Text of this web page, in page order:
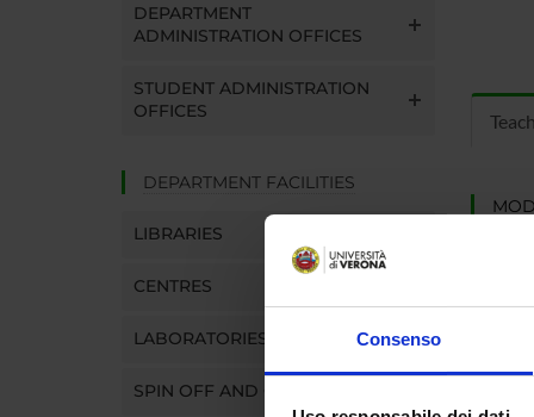
Consenso
DEPARTMENT
ADMINISTRATION OFFICES
STUDENT ADMINISTRATION
OFFICES
DEPARTMENT FACILITIES
LIBRARIES
CENTRES
LABORATORIES
SPIN OFF AND COMPANIES